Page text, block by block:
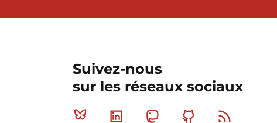
Suivez-nous
sur les réseaux sociaux
Bluesky Linkedin MastodonGithub